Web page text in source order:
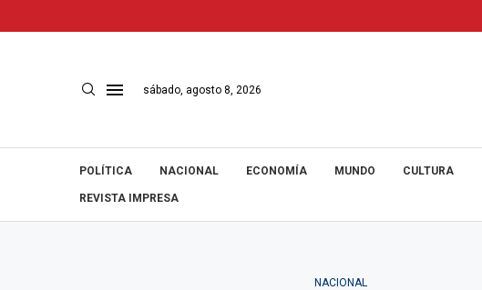
sábado, agosto 8, 2026
POLÍTICA NACIONAL ECONOMÍA MUNDO CULTURA
REVISTA IMPRESA
NACIONAL